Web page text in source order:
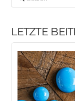
LETZTE